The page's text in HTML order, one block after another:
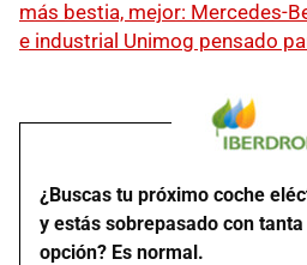
más bestia, mejor: Mercedes-
e industrial Unimog pensado
¿Buscas tu próximo coche
y estás sobrepasado con tanta
opción? Es normal.